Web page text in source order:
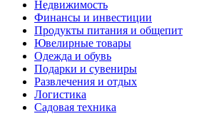
Недвижимость
Финансы и инвестиции
Продукты питания и общепит
Ювелирные товары
Одежда и обувь
Подарки и сувениры
Развлечения и отдых
Логистика
Садовая техника